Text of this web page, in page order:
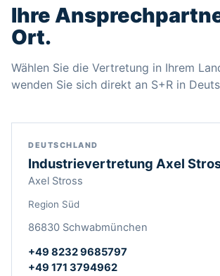
Ihre
Ort.
Wählen Sie die Vertretung in Ihrem
wenden Sie sich direkt an S+R in
DEUTSCHLAND
Industrievertretung Axel
Axel Stross
Region Süd
86830 Schwabmünchen
+49 8232 9685797
+49 171 3794962